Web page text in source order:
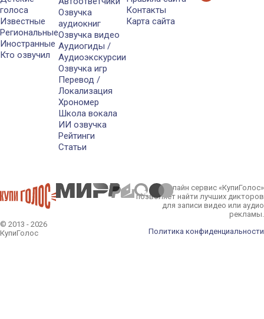
голоса
Известные
Региональные
Иностранные
Кто озвучил
Озвучка
аудиокниг
Озвучка видео
Аудиогиды /
Аудиоэкскурсии
Озвучка игр
Перевод /
Локализация
Хрономер
Школа вокала
ИИ озвучка
Рейтинги
Статьи
Контакты
Карта сайта
© 2013 - 2026
КупиГолос
Онлайн сервис «КупиГолос»
позволяет найти лучших дикторов
для записи видео или аудио
рекламы.
Политика конфиденциальности